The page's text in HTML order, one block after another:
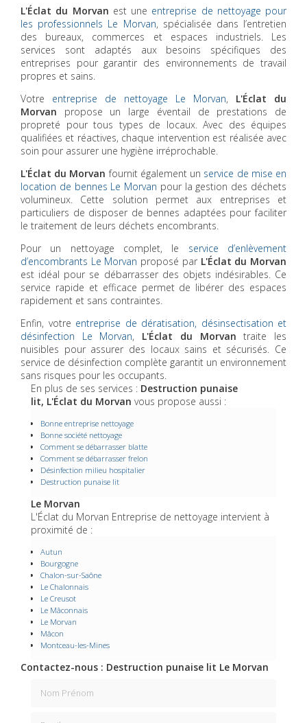
L'Éclat du Morvan est une entreprise de nettoyage pour
les professionnels Le Morvan, spécialisée dans l’entretien
des bureaux, commerces et espaces industriels. Les
services sont adaptés aux besoins spécifiques des
entreprises pour garantir des environnements de travail
propres et sains.
Votre entreprise de nettoyage Le Morvan, L'Éclat du
Morvan propose un large éventail de prestations de
propreté pour tous types de locaux. Avec des équipes
qualifiées et réactives, chaque intervention est réalisée avec
soin pour assurer une hygiène irréprochable.
L'Éclat du Morvan fournit également un service de mise en
location de bennes Le Morvan pour la gestion des déchets
volumineux. Cette solution permet aux entreprises et
particuliers de disposer de bennes adaptées pour faciliter
le traitement de leurs déchets encombrants.
Pour un nettoyage complet, le service d’enlèvement
d’encombrants Le Morvan proposé par L'Éclat du Morvan
est idéal pour se débarrasser des objets indésirables. Ce
service rapide et efficace permet de libérer des espaces
rapidement et sans contraintes.
Enfin, votre entreprise de dératisation, désinsectisation et
désinfection Le Morvan, L'Éclat du Morvan traite les
nuisibles pour assurer des locaux sains et sécurisés. Ce
service de désinfection complète garantit un environnement
sans risques pour les occupants.
En plus de ses services : Destruction punaise
lit, L'Éclat du Morvan vous propose aussi :
Bonne entreprise nettoyage
Bonne société nettoyage
Comment se débarrasser blatte
Comment se débarrasser frelon
Désinfection milieu hospitalier
Destruction punaise lit
Le Morvan
L'Éclat du Morvan Entreprise de nettoyage intervient à
proximité de :
Autun
Bourgogne
Chalon-sur-Saône
Le Chalonnais
Le Creusot
Le Mâconnais
Le Morvan
Mâcon
Montceau-les-Mines
Contactez-nous : Destruction punaise lit Le Morvan